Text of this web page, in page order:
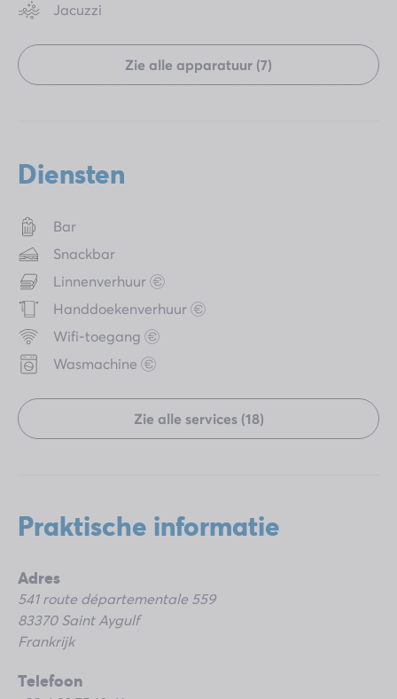
Jacuzzi
Zie alle apparatuur (7)
Diensten
Bar
Snackbar
Linnenverhuur
Handdoekenverhuur
Wifi-toegang
Wasmachine
Zie alle services (18)
praktische informatie
Adres
541 route départementale 559
83370 Saint Aygulf
Frankrijk
Telefoon